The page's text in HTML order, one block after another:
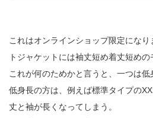
これはオンラインショップ限定にな
トジャケットには袖丈短め着丈短めの
これが何のためかと言うと、一つは低
低身長の方は、例えば標準タイプの
丈と袖が長くなってしまう。